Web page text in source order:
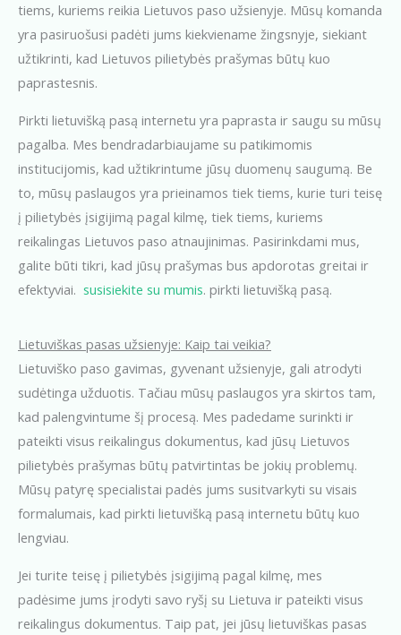
tiems, kuriems reikia Lietuvos paso užsienyje. Mūsų komanda
yra pasiruošusi padėti jums kiekviename žingsnyje, siekiant
užtikrinti, kad Lietuvos pilietybės prašymas būtų kuo
paprastesnis.
Pirkti lietuvišką pasą internetu yra paprasta ir saugu su mūsų
pagalba. Mes bendradarbiaujame su patikimomis
institucijomis, kad užtikrintume jūsų duomenų saugumą. Be
to, mūsų paslaugos yra prieinamos tiek tiems, kurie turi teisę
į pilietybės įsigijimą pagal kilmę, tiek tiems, kuriems
reikalingas Lietuvos paso atnaujinimas. Pasirinkdami mus,
galite būti tikri, kad jūsų prašymas bus apdorotas greitai ir
efektyviai. susisiekite su mumis. pirkti lietuvišką pasą.
Lietuviškas pasas užsienyje: Kaip tai veikia?
Lietuviško paso gavimas, gyvenant užsienyje, gali atrodyti
sudėtinga užduotis. Tačiau mūsų paslaugos yra skirtos tam,
kad palengvintume šį procesą. Mes padedame surinkti ir
pateikti visus reikalingus dokumentus, kad jūsų Lietuvos
pilietybės prašymas būtų patvirtintas be jokių problemų.
Mūsų patyrę specialistai padės jums susitvarkyti su visais
formalumais, kad pirkti lietuvišką pasą internetu būtų kuo
lengviau.
Jei turite teisę į pilietybės įsigijimą pagal kilmę, mes
padėsime jums įrodyti savo ryšį su Lietuva ir pateikti visus
reikalingus dokumentus. Taip pat, jei jūsų lietuviškas pasas